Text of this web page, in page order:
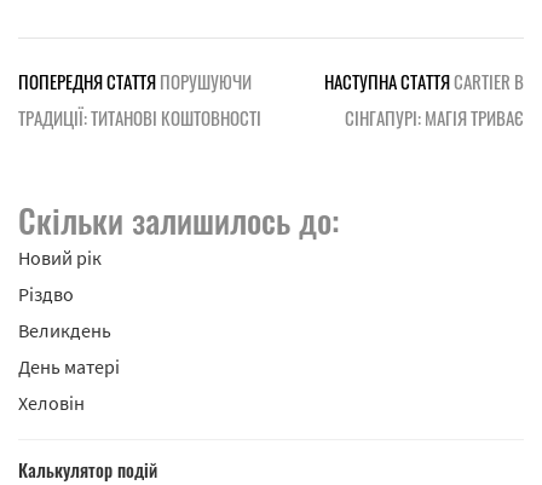
ПОПЕРЕДНЯ СТАТТЯПОРУШУЮЧИ
ТРАДИЦІЇ: ТИТАНОВІ КОШТОВНОСТІ
НАСТУПНА СТАТТЯCARTIER В
СІНГАПУРІ: МАГІЯ ТРИВАЄ
Скільки залишилось до:
Новий рік
Різдво
Великдень
День матері
Хеловін
Калькулятор подій